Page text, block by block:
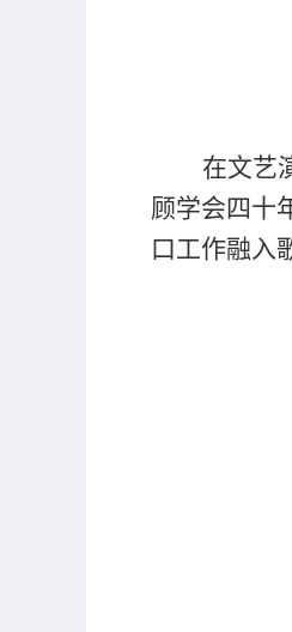
在文艺
顾学会四十
口工作融入